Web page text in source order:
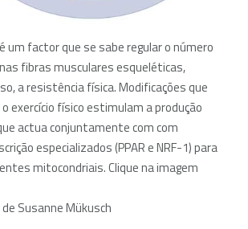
um factor que se sabe regular o número
fibras musculares esqueléticas,
a resistência física. Modificações que
exercício físico estimulam a produção
actua conjuntamente com com
especializados (PPAR e NRF-1) para
mitocondriais. Clique na imagem
Susanne Mükusch